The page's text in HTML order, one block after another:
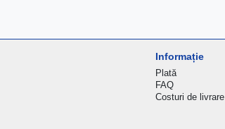
Informație
Plată
FAQ
Costuri de livrare